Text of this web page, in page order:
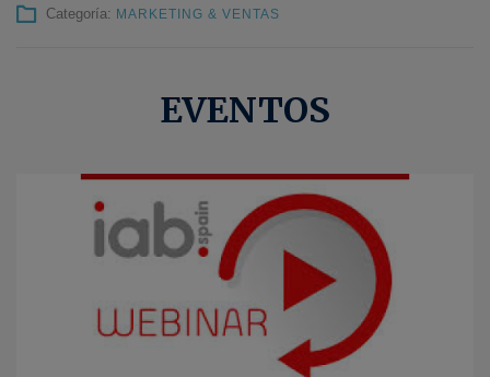
Categoría: MARKETING & VENTAS
EVENTOS